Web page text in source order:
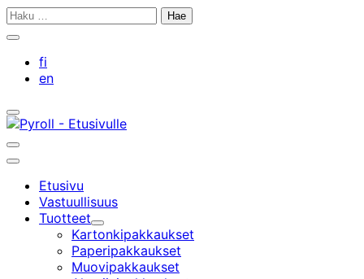
Siirry
Haku:
Sulje
hakupalkki
fi
en
Avaa/sulje
hakupalkki
Avaa/sulje
hakupalkki
Päävalikko
Etusivu
Vastuullisuus
Tuotteet
Alavalikko
Kartonkipakkaukset
Paperipakkaukset
Muovipakkaukset